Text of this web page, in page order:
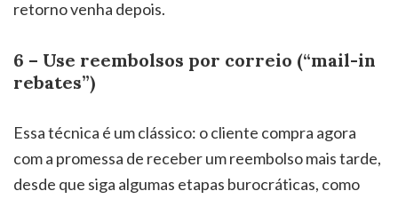
retorno venha depois.
6 – Use reembolsos por correio (“mail-in
rebates”)
Essa técnica é um clássico: o cliente compra agora
com a promessa de receber um reembolso mais tarde,
desde que siga algumas etapas burocráticas, como